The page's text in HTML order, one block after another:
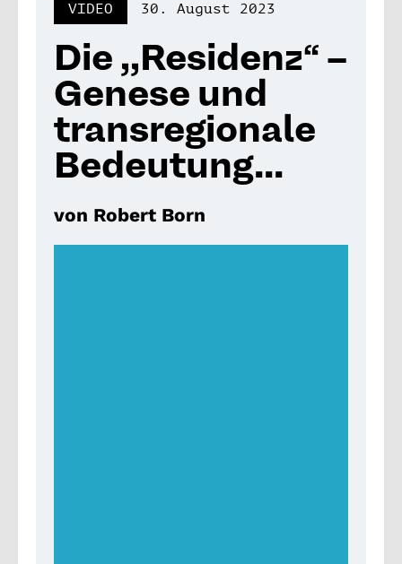
VIDEO 30. August 2023
Die ,,Residenz“ –
Genese und
transregionale
Bedeutung...
von Robert Born